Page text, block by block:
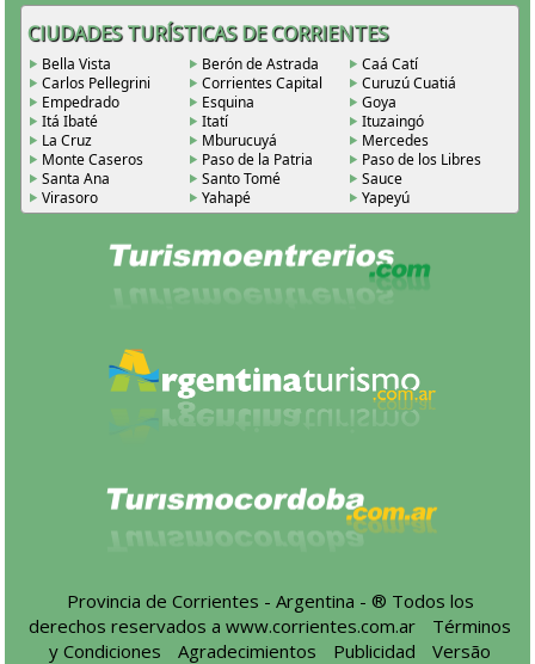
CIUDADES TURÍSTICAS DE CORRIENTES
Bella Vista Berón de Astrada
Caá Catí
Carlos Pellegrini
Corrientes Capital
Curuzú Cuatiá
Empedrado
Esquina
Goya
Itá Ibaté
Itatí
Ituzaingó
La Cruz
Mburucuyá
Mercedes
Monte Caseros
Paso de la Patria
Paso de los Libres
Santa Ana
Santo Tomé
Sauce
Virasoro
Yahapé Yapeyú
Provincia de Corrientes - Argentina - ® Todos los
derechos reservados a www.corrientes.com.ar
Términos
y Condiciones -Agradecimientos Publicidad -Versão